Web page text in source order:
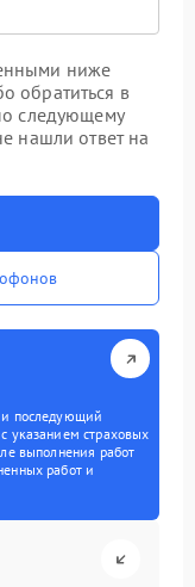
ниже
обратиться в
следующему
нашли ответ на
и последующий
указанием страховых
выполнения работ
работ и